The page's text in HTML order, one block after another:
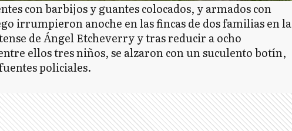
con barbijos y guantes colocados, y armados con
irrumpieron anoche en las fincas de dos familias en la
de Ángel Etcheverry y tras reducir a ocho
ellos tres niños, se alzaron con un suculento botín,
policiales.